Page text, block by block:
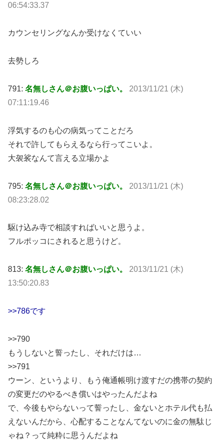
06:54:33.37
カウンセリングなんか受けなくていい
去勢しろ
791: 名無しさん＠お腹いっぱい。 2013/11/21 (木)
07:11:19.46
浮気するのも心の病気ってことだろ
それで許してもらえるなら行ってこいよ。
大袈裟なんて言える立場かよ
795: 名無しさん＠お腹いっぱい。 2013/11/21 (木)
08:23:28.02
駆け込み寺で相談すればいいと思うよ。
フルポッコにされると思うけど。
813: 名無しさん＠お腹いっぱい。 2013/11/21 (木)
13:50:20.83
>>786です
>>790
もうしないと誓ったし、それだけは…
>>791
ウーン、というより、もう俺通帳明け渡すだの携帯の契約
の変更だのやるべき償いはやったんだよね
で、今後もやらないって誓ったし、金ないとホテル代も払
えないんだから、心配することなんてないのに金の無駄じ
ゃね？って純粋に思うんだよね